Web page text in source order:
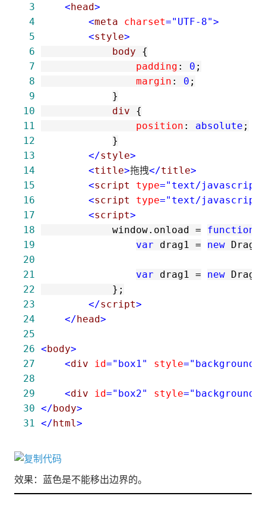
3
<head>
4
<meta charset="UTF-8">
5
<style>
6
            body
{
7
                padding
: 0 ;
8
                margin
: 0 ;
9
}
10
            div
{
11
                position
: absolute ;
12
}
13
</style>
14
<title>拖拽</title>
15
<script type="text/javascript"
16
<script type="text/javascript"
17
<script>
18
            window.onload
=
function
19
var drag1 = new Drag(
20
21
var drag1 = new
22
23
</script>
24
</head>
25
26 <body>
27
<div id="box1" style
28
29
<div id="box2" style
30 </body>
31
</html >
效果：蓝色是不能移出边界的。